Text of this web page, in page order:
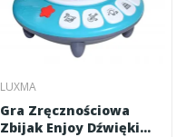
LUXMA
Gra Zręcznościowa
Zbijak Enjoy Dźwięki...